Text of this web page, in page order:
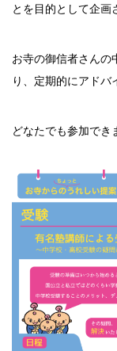
とを目的として企画
お寺の御信者さんの
り、定期的にアドバ
どなたでも参加でき